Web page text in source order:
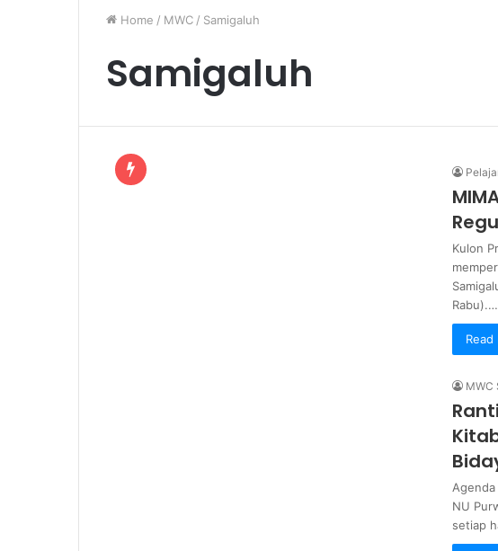
Home / MWC / Samigaluh
Samigaluh
Kulon
Rabu).…
Read
MWC
NU
setiap